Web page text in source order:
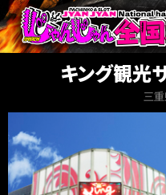
キング観光
三